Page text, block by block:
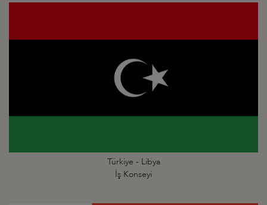
Türkiye - Libya
İş Konseyi